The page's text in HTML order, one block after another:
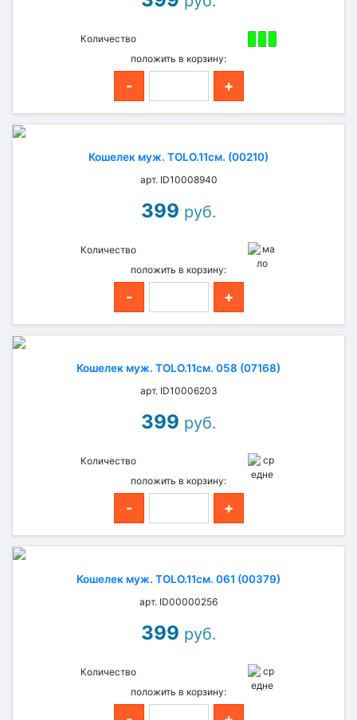
Количество
положить в корзину:
- +
Кошелек муж. TOLO.11см. (00210)
арт. ID10008940
399 руб.
Количество
положить в корзину:
- +
Кошелек муж. TOLO.11см. 058 (07168)
арт. ID10006203
399 руб.
Количество
положить в корзину:
- +
Кошелек муж. TOLO.11см. 061 (00379)
арт. ID00000256
399 руб.
Количество
положить в корзину: